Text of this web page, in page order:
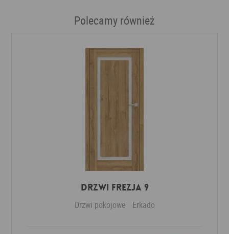
Polecamy również
DRZWI FREZJA 9
Drzwi pokojowe Erkado